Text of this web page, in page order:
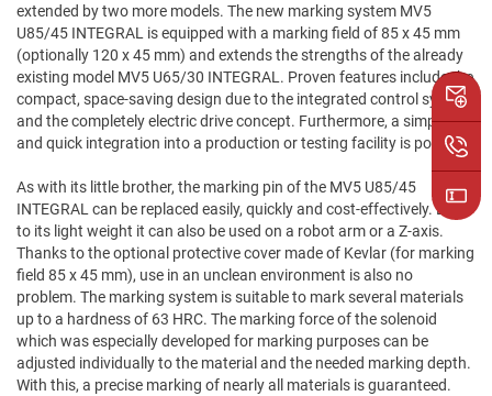
extended by two more models. The new marking system MV5
U85/45 INTEGRAL is equipped with a marking field of 85 x 45 mm
(optionally 120 x 45 mm) and extends the strengths of the already
existing model MV5 U65/30 INTEGRAL. Proven features include the
compact, space-saving design due to the integrated control system
and the completely electric drive concept. Furthermore, a simple
and quick integration into a production or testing facility is possible.
As with its little brother, the marking pin of the MV5 U85/45
INTEGRAL can be replaced easily, quickly and cost-effectively. Due
to its light weight it can also be used on a robot arm or a Z-axis.
Thanks to the optional protective cover made of Kevlar (for marking
field 85 x 45 mm), use in an unclean environment is also no
problem. The marking system is suitable to mark several materials
up to a hardness of 63 HRC. The marking force of the solenoid
which was especially developed for marking purposes can be
adjusted individually to the material and the needed marking depth.
With this, a precise marking of nearly all materials is guaranteed.